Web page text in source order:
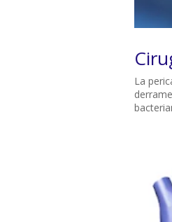
La